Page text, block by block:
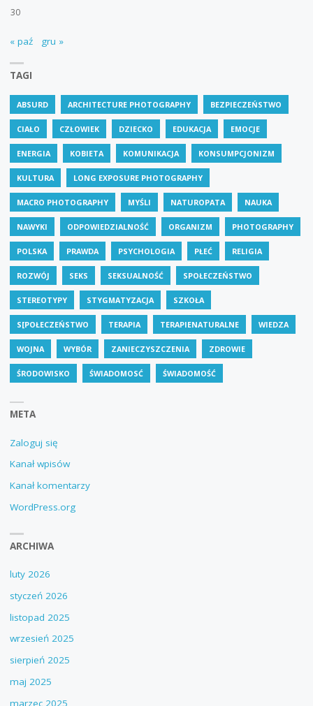
30
« paź gru »
TAGI
ABSURD ARCHITECTURE PHOTOGRAPHY BEZPIECZEŃSTWO
CIAŁO CZŁOWIEK DZIECKO EDUKACJA EMOCJE
ENERGIA KOBIETA KOMUNIKACJA KONSUMPCJONIZM
KULTURA LONG EXPOSURE PHOTOGRAPHY
MACRO PHOTOGRAPHY MYŚLI NATUROPATA NAUKA
NAWYKI ODPOWIEDZIALNOŚĆ ORGANIZM PHOTOGRAPHY
POLSKA PRAWDA PSYCHOLOGIA PŁEĆ RELIGIA
ROZWÓJ SEKS SEKSUALNOŚĆ SPOŁECZEŃSTWO
STEREOTYPY STYGMATYZACJA SZKOŁA
S[POŁECZEŃSTWO TERAPIA TERAPIENATURALNE WIEDZA
WOJNA WYBÓR ZANIECZYSZCZENIA ZDROWIE
ŚRODOWISKO ŚWIADOMOSĆ ŚWIADOMOŚĆ
META
Zaloguj się
Kanał wpisów
Kanał komentarzy
WordPress.org
ARCHIWA
luty 2026
styczeń 2026
listopad 2025
wrzesień 2025
sierpień 2025
maj 2025
marzec 2025